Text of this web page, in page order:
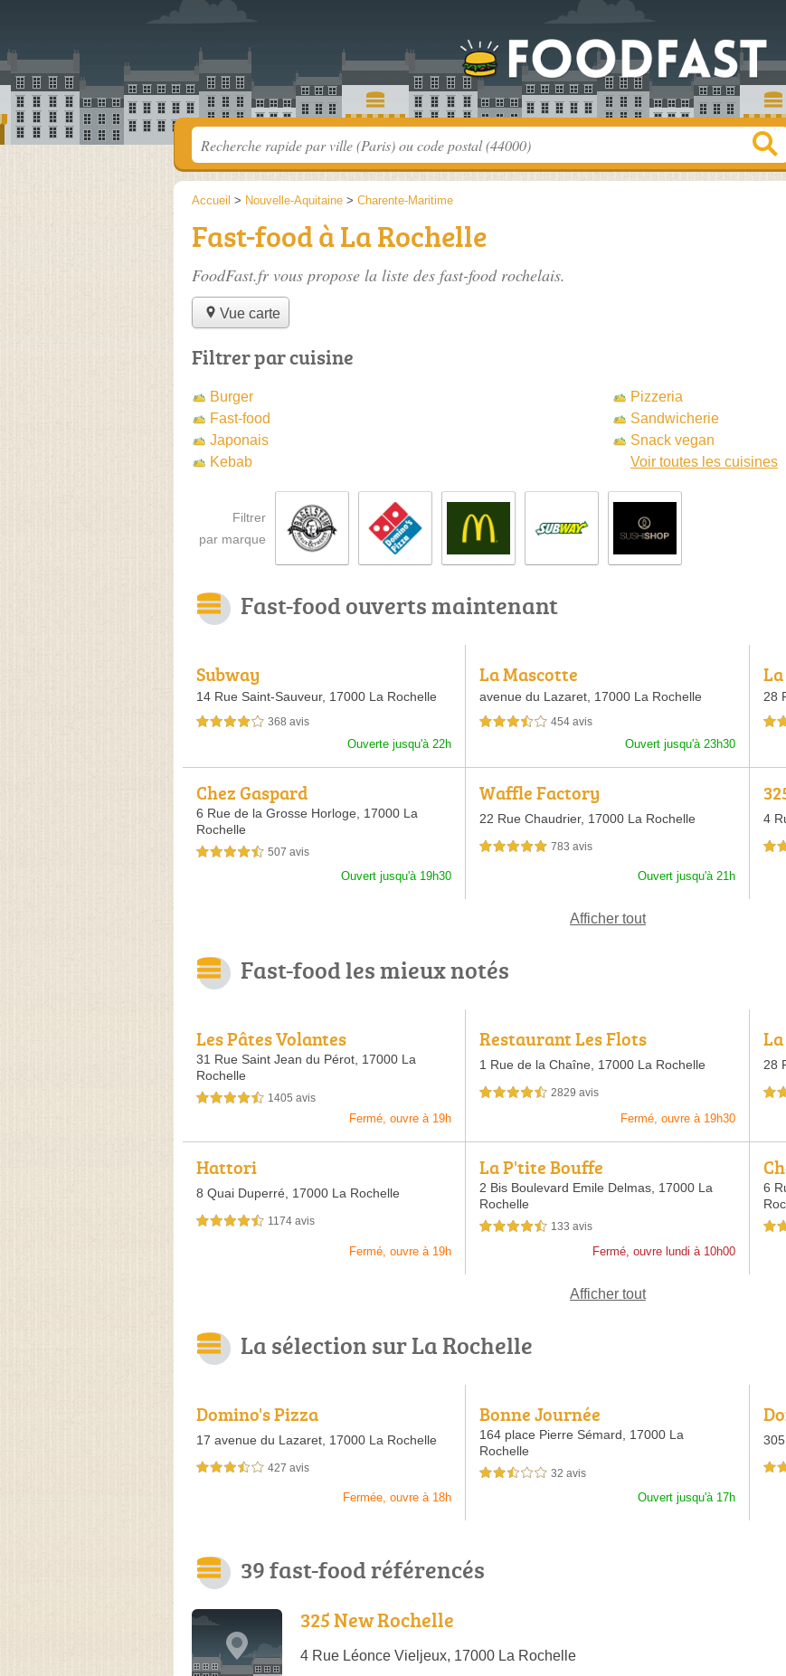
Accueil > Nouvelle-Aquitaine > Charente-Maritime
Fast-food à La Rochelle
FoodFast.fr vous propose la liste des fast-food rochelais.
Vue carte
Filtrer par cuisine
Burger
Fast-food
Japonais
Kebab
Pizzeria
Sandwicherie
Snack vegan
Voir toutes les cuisines
Filtrer
par marque
Fast-food ouverts maintenant
Subway
14 Rue Saint-Sauveur, 17000 La Rochelle
4,0 étoiles sur 5 368 avis
Ouverte jusqu'à 22h
La Mascotte
avenue du Lazaret, 17000 La Rochelle
3,5 étoiles sur 5 454 avis
Ouvert jusqu'à 23h30
28
4,5
Chez Gaspard
6 Rue de la Grosse Horloge, 17000 La
Rochelle
4,5 étoiles sur 5 507 avis
Ouvert jusqu'à 19h30
Waffle Factory
22 Rue Chaudrier, 17000 La Rochelle
5,0 étoiles sur 5 783 avis
Ouvert jusqu'à 21h
4
5,0
Afficher tout
Fast-food les mieux notés
Les Pâtes Volantes
31 Rue Saint Jean du Pérot, 17000 La
Rochelle
4,5 étoiles sur 5 1405 avis
Fermé, ouvre à 19h
Restaurant Les Flots
1 Rue de la Chaîne, 17000 La Rochelle
4,5 étoiles sur 5 2829 avis
Fermé, ouvre à 19h30
28
4,5
Hattori
8 Quai Duperré, 17000 La Rochelle
4,5 étoiles sur 5 1174 avis
Fermé, ouvre à 19h
La P'tite Bouffe
2 Bis Boulevard Emile Delmas, 17000 La
Rochelle
4,5 étoiles sur 5 133 avis
Fermé, ouvre lundi à 10h00
6
4,5
Afficher tout
La sélection sur La Rochelle
Domino's Pizza
17 avenue du Lazaret, 17000 La Rochelle
3,5 étoiles sur 5 427 avis
Fermée, ouvre à 18h
Bonne Journée
164 place Pierre Sémard, 17000 La
Rochelle
2,5 étoiles sur 5 32 avis
Ouvert jusqu'à 17h
4,5
39 fast-food référencés
325 New Rochelle
4 Rue Léonce Vieljeux, 17000 La Rochelle